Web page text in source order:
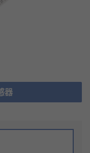
器